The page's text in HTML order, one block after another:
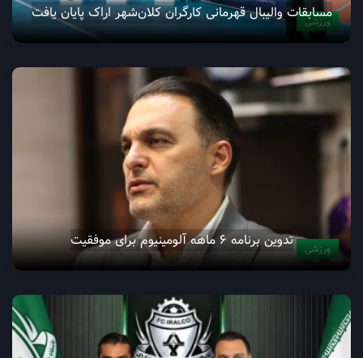
ورزشی
مسابقات والیبال قهرمانی کارگران کلان‌شهر اراک پایان یافت
ورزشی تدوین برنامه ۶ ماهه آلومینیوم برای موفقیت